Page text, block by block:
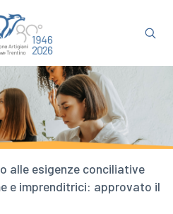
alle esigenze conciliative
e imprenditrici: approvato il